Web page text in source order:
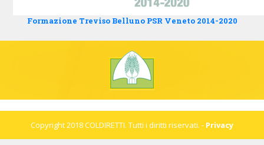
Formazione Treviso Belluno PSR Veneto 2014-2020
Copyright 2018 COLDIRETTI. Tutti i diritti riservati. - Privacy